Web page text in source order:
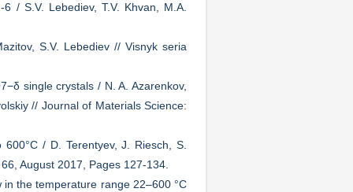
/ S.V. Lebediev, Т.V. Khvan, М.А.
S.V. Lebediev // Visnyk seria
single crystals / N. A. Azarenkov,
// Journal of Materials Science:
/ D. Terentyev, J. Riesch, S.
August 2017, Pages 127-134.
the temperature range 22–600 °C